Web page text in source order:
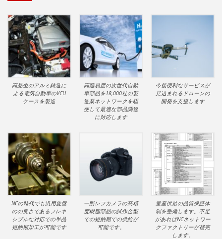
高品位のアルミ鋳造に
よる電気自動車のVCU
ケースを製造
高難易度の次世代自動
車部品を18,000社の製
造業ネットワークを駆
使して最適な部品調達
に対応します
今後便利なサービスが
見込まれるドローンの
開発を支援します
NCの時代でも汎用旋盤
のの良さであるフレキ
シブルな対応での単品
短納期加工が可能です
一眼レフカメラの高精
度樹脂部品の試作金型
での短納期での供給が
可能です。
量産供給の品質保証体
制を整備します。不足
があればNCネットワー
クファクトリーが補完
します。